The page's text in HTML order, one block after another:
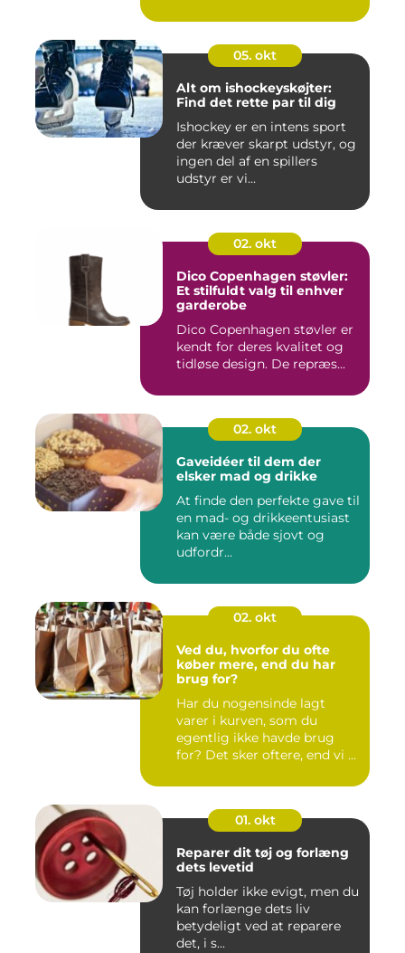
05. okt
Alt om ishockeyskøjter:
Find det rette par til dig
Ishockey er en intens sport
der kræver skarpt udstyr, og
ingen del af en spillers
udstyr er vi...
02. okt
Dico Copenhagen støvler:
Et stilfuldt valg til enhver
garderobe
Dico Copenhagen støvler er
kendt for deres kvalitet og
tidløse design. De repræs...
02. okt
Gaveidéer til dem der
elsker mad og drikke
At finde den perfekte gave til
en mad- og drikkeentusiast
kan være både sjovt og
udfordr...
02. okt
Ved du, hvorfor du ofte
køber mere, end du har
brug for?
Har du nogensinde lagt
varer i kurven, som du
egentlig ikke havde brug
for? Det sker oftere, end vi ...
01. okt
Reparer dit tøj og forlæng
dets levetid
Tøj holder ikke evigt, men du
kan forlænge dets liv
betydeligt ved at reparere
det, i s...